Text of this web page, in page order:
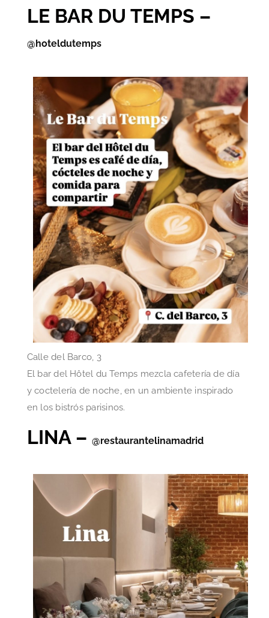
LE BAR DU TEMPS –
@hoteldutemps
Calle del Barco, 3
El bar del Hôtel du Temps mezcla cafetería de día
y coctelería de noche, en un ambiente inspirado
en los bistrós parisinos.
LINA – @restaurantelinamadrid